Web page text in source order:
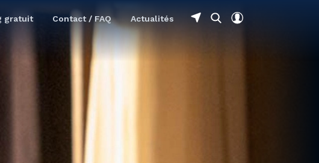
gratuit Contact / FAQ Actualités